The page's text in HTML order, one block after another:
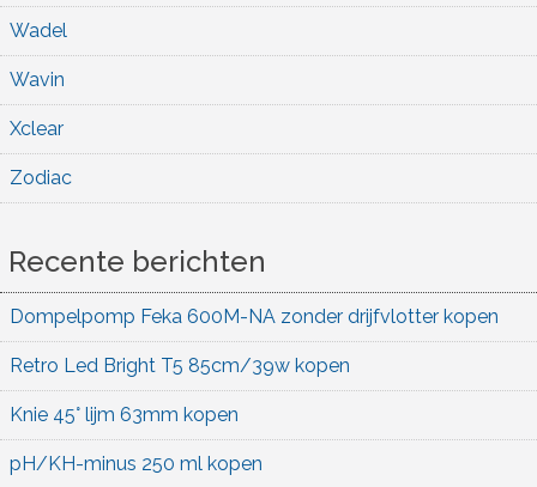
Wadel
Wavin
Xclear
Zodiac
Recente berichten
Dompelpomp Feka 600M-NA zonder drijfvlotter kopen
Retro Led Bright T5 85cm/39w kopen
Knie 45° lijm 63mm kopen
pH/KH-minus 250 ml kopen